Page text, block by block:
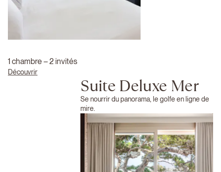
1 chambre – 2 invités
Découvrir
Suite Deluxe Mer
Se nourrir du panorama, le golfe en ligne de
mire.